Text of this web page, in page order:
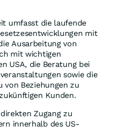
umfasst die laufende
mit
Ausarbeitung von
mit wichtigen
USA, die Beratung bei
sowie die
Beziehungen zu
Kunden.
Zugang zu
innerhalb des US-